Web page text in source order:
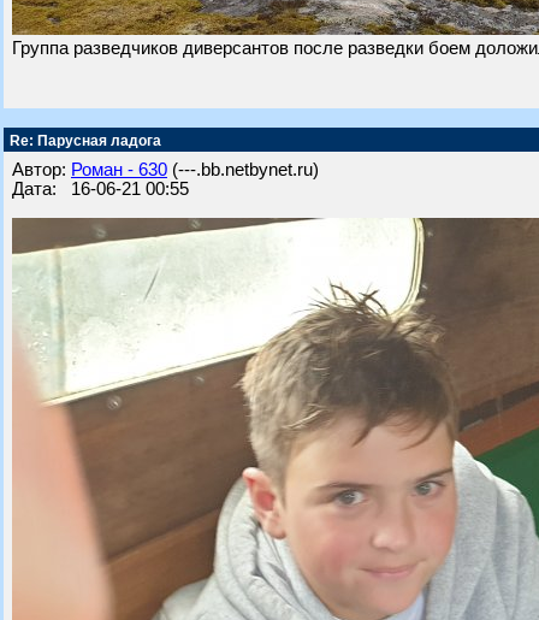
Группа разведчиков диверсантов после разведки боем
Re: Парусная ладога
Автор: Роман - 630 (---.bb.netbynet.ru)
Дата: 16-06-21 00:55